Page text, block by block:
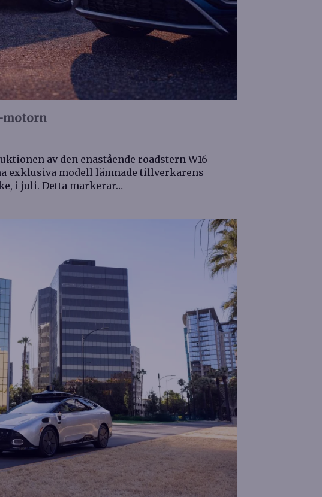
motorn
av den enastående roadstern W16
exklusiva modell lämnade tillverkarens
i juli. Detta markerar…